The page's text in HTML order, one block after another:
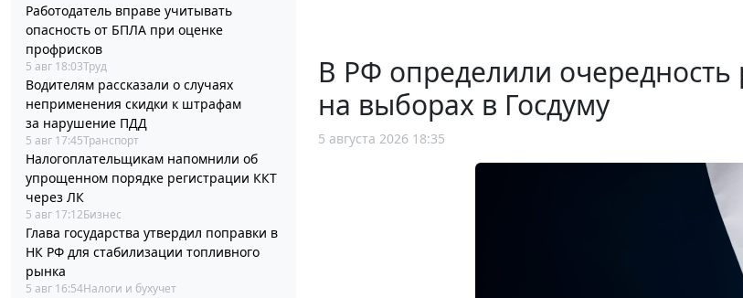
Работодатель вправе учитывать
опасность от БПЛА при оценке
профрисков
5 авг 18:03Труд
Водителям рассказали о случаях
неприменения скидки к штрафам
за нарушение ПДД
5 авг 17:45Транспорт
Налогоплательщикам напомнили об
упрощенном порядке регистрации ККТ
через ЛК
5 авг 17:12Бизнес
Глава государства утвердил поправки в
НК РФ для стабилизации топливного
рынка
5 авг 16:54Налоги и бухучет
В РФ определили
на выборах в Госдуму
5 августа 2026 18:35